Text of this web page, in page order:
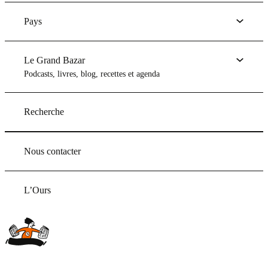
Pays
Le Grand Bazar
Podcasts, livres, blog, recettes et agenda
Recherche
Nous contacter
L’Ours